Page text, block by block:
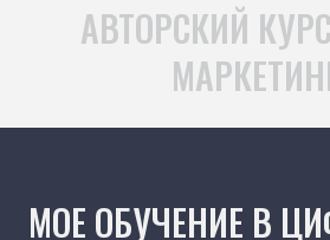
АВТОРСКИЙ
МОЕ ОБУЧЕНИЕ В